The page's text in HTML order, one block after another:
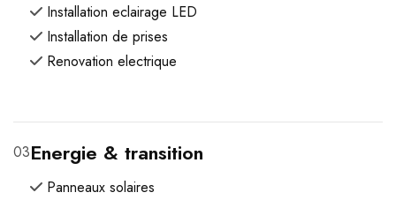
Installation eclairage LED
Installation de prises
Renovation electrique
03Energie & transition
Panneaux solaires